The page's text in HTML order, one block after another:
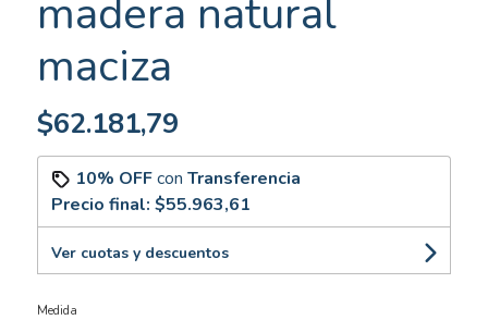
madera natural
maciza
$62.181,79
10% OFFcon Transferencia
Precio final: $55.963,61
Ver cuotas y descuentos
Medida